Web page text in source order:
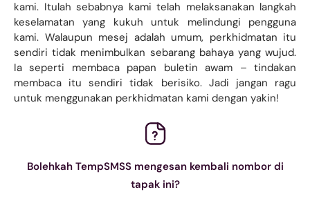
kami. Itulah sebabnya kami telah melaksanakan langkah
keselamatan yang kukuh untuk melindungi pengguna
kami. Walaupun mesej adalah umum, perkhidmatan itu
sendiri tidak menimbulkan sebarang bahaya yang wujud.
Ia seperti membaca papan buletin awam – tindakan
membaca itu sendiri tidak berisiko. Jadi jangan ragu
untuk menggunakan perkhidmatan kami dengan yakin!
Bolehkah TempSMSS mengesan kembali nombor di
tapak ini?